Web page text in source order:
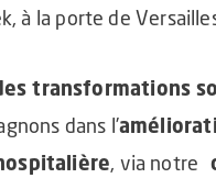
à la porte de
transformations
dans l’
, via notre